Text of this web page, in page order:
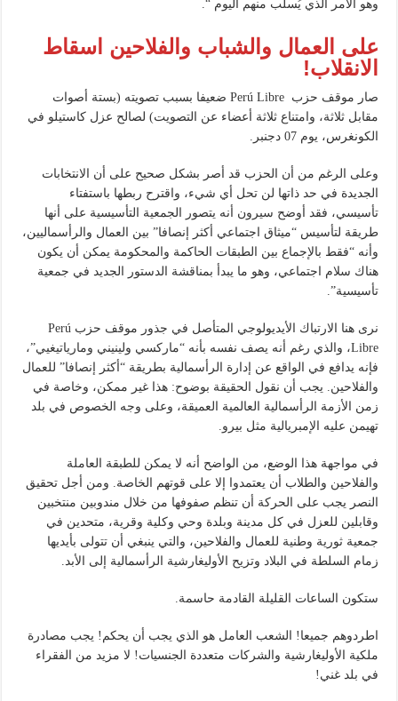
وهو الأمر الذي يُسلب منهم اليوم “.
على العمال والشباب والفلاحين اسقاط
الانقلاب!
صار موقف حزب Perú Libre ضعيفا بسبب تصويته (بستة أصوات
مقابل ثلاثة، وامتناع ثلاثة أعضاء عن التصويت) لصالح عزل كاستيلو في
الكونغرس، يوم 07 دجنبر.
وعلى الرغم من أن الحزب قد أصر بشكل صحيح على أن الانتخابات
الجديدة في حد ذاتها لن تحل أي شيء، واقترح ربطها باستفتاء
تأسيسي، فقد أوضح سيرون أنه يتصور الجمعية التأسيسية على أنها
طريقة لتأسيس “ميثاق اجتماعي أكثر إنصافا” بين العمال والرأسماليين،
وأنه “فقط بالإجماع بين الطبقات الحاكمة والمحكومة يمكن أن يكون
هناك سلام اجتماعي، وهو ما يبدأ بمناقشة الدستور الجديد في جمعية
تأسيسية”.
نرى هنا الارتباك الأيديولوجي المتأصل في جذور موقف حزب Perú
Libre، والذي رغم أنه يصف نفسه بأنه “ماركسي ولينيني ومارياتيغيي”،
فإنه يدافع في الواقع عن إدارة الرأسمالية بطريقة “أكثر إنصافا” للعمال
والفلاحين. يجب أن نقول الحقيقة بوضوح: هذا غير ممكن، وخاصة في
زمن الأزمة الرأسمالية العالمية العميقة، وعلى وجه الخصوص في بلد
تهيمن عليه الإمبريالية مثل بيرو.
في مواجهة هذا الوضع، من الواضح أنه لا يمكن للطبقة العاملة
والفلاحين والطلاب أن يعتمدوا إلا على قوتهم الخاصة. ومن أجل تحقيق
النصر يجب على الحركة أن تنظم صفوفها من خلال مندوبين منتخبين
وقابلين للعزل في كل مدينة وبلدة وحي وكلية وقرية، متحدين في
جمعية ثورية وطنية للعمال والفلاحين، والتي ينبغي أن تتولى بأيديها
زمام السلطة في البلاد وتزيح الأوليغارشية الرأسمالية إلى الأبد.
ستكون الساعات القليلة القادمة حاسمة.
اطردوهم جميعا! الشعب العامل هو الذي يجب أن يحكم! يجب مصادرة
ملكية الأوليغارشية والشركات متعددة الجنسيات! لا مزيد من الفقراء
في بلد غني!